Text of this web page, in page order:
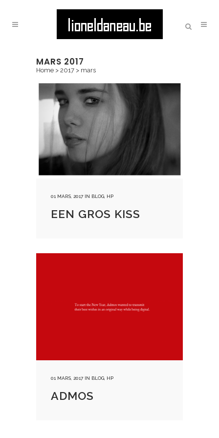
MARS 2017
Home > 2017 > mars
01 MARS, 2017 IN BLOG HP
EEN GROS KISS
01 MARS, 2017 IN BLOG HP
ADMOS